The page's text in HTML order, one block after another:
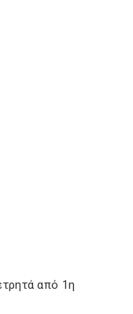
από 1η